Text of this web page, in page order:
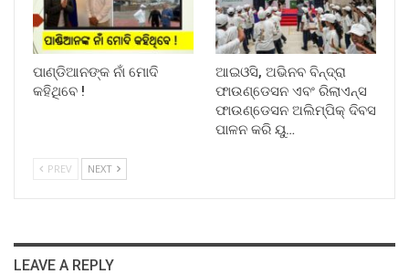
ପାଣ୍ଡିଆନଙ୍କ ନାଁ ମୋଦି
କହିଥିବେ !
ଆଇଓସି, ଅଭିନବ ବିନ୍ଦ୍ରା
ଫାଉଣ୍ଡେସନ ଏବଂ ରିଲାଏନ୍ସ
ଫାଉଣ୍ଡେସନ ଅଲିମ୍ପିକ୍ ଦିବସ
ପାଳନ କରି ୟୁ…
PREV NEXT
LEAVE A REPLY